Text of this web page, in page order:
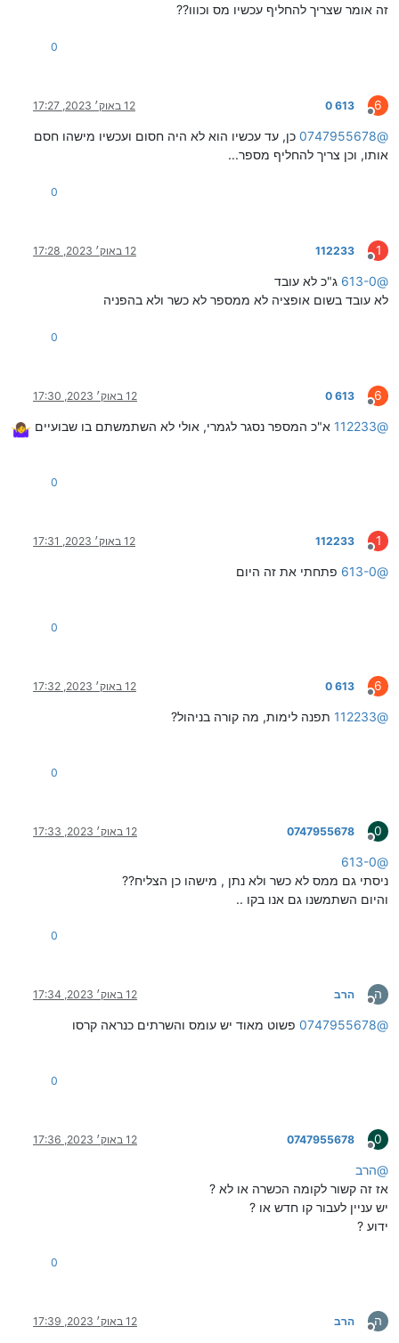
זה אומר שצריך להחליף עכשיו מס וכווו??
0
6
מנותק
613 0 12 באוק׳ 2023, 17:27
@
0747955678 כן, עד עכשיו הוא לא היה חסום ועכשיו מישהו חסם
אותו, וכן צריך להחליף מספר...
0
1
מנותק
112233 12 באוק׳ 2023, 17:28
@
613-0 ג"כ לא עובד
לא עובד בשום אופציה לא ממספר לא כשר ולא בהפניה
0
6
מנותק
613 0 12 באוק׳ 2023, 17:30
@
112233 א"כ המספר נסגר לגמרי, אולי לא השתמשתם בו שבועיים
0
1
מנותק
112233 12 באוק׳ 2023, 17:31
@
613-0 פתחתי את זה היום
0
6
מנותק
613 0 12 באוק׳ 2023, 17:32
@
112233 תפנה לימות, מה קורה בניהול?
0
0
מנותק
0747955678 12 באוק׳ 2023, 17:33
@
613-0
ניסתי גם ממס לא כשר ולא נתן , מישהו כן הצליח??
והיום השתמשנו גם אנו בקו ..
0
ה
מנותק
הרב 12 באוק׳ 2023, 17:34
@
0747955678 פשוט מאוד יש עומס והשרתים כנראה קרסו
0
0
מנותק
0747955678 12 באוק׳ 2023, 17:36
@הרב
אז זה קשור לקומה הכשרה או לא ?
יש עניין לעבור קו חדש או ?
ידוע ?
0
ה
מנותק
הרב 12 באוק׳ 2023, 17:39